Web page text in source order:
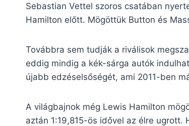
Sebastian Vettel szoros csatában
Hamilton előtt. Mögöttük Button és
Továbbra sem tudják a riválisok
eddig mindig a kék-sárga autók
újabb edzéselsőségét, ami 2011-ben
A világbajnok még Lewis Hamilton
aztán 1:19,815-ös idővel az élre